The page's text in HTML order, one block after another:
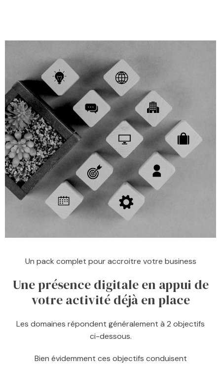
Un pack complet pour accroitre votre business
Une présence digitale en appui de
votre activité déjà en place
Les domaines répondent généralement à 2 objectifs
ci-dessous.
Bien évidemment ces objectifs conduisent